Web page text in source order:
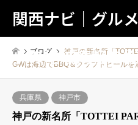
関西ナビ｜グル
トの地域情報の
ブログ
神戸の新名所「
GWは海辺でBBQ＆クラフトビールを
兵庫県 神戸市
神戸の新名所「TOTTEI